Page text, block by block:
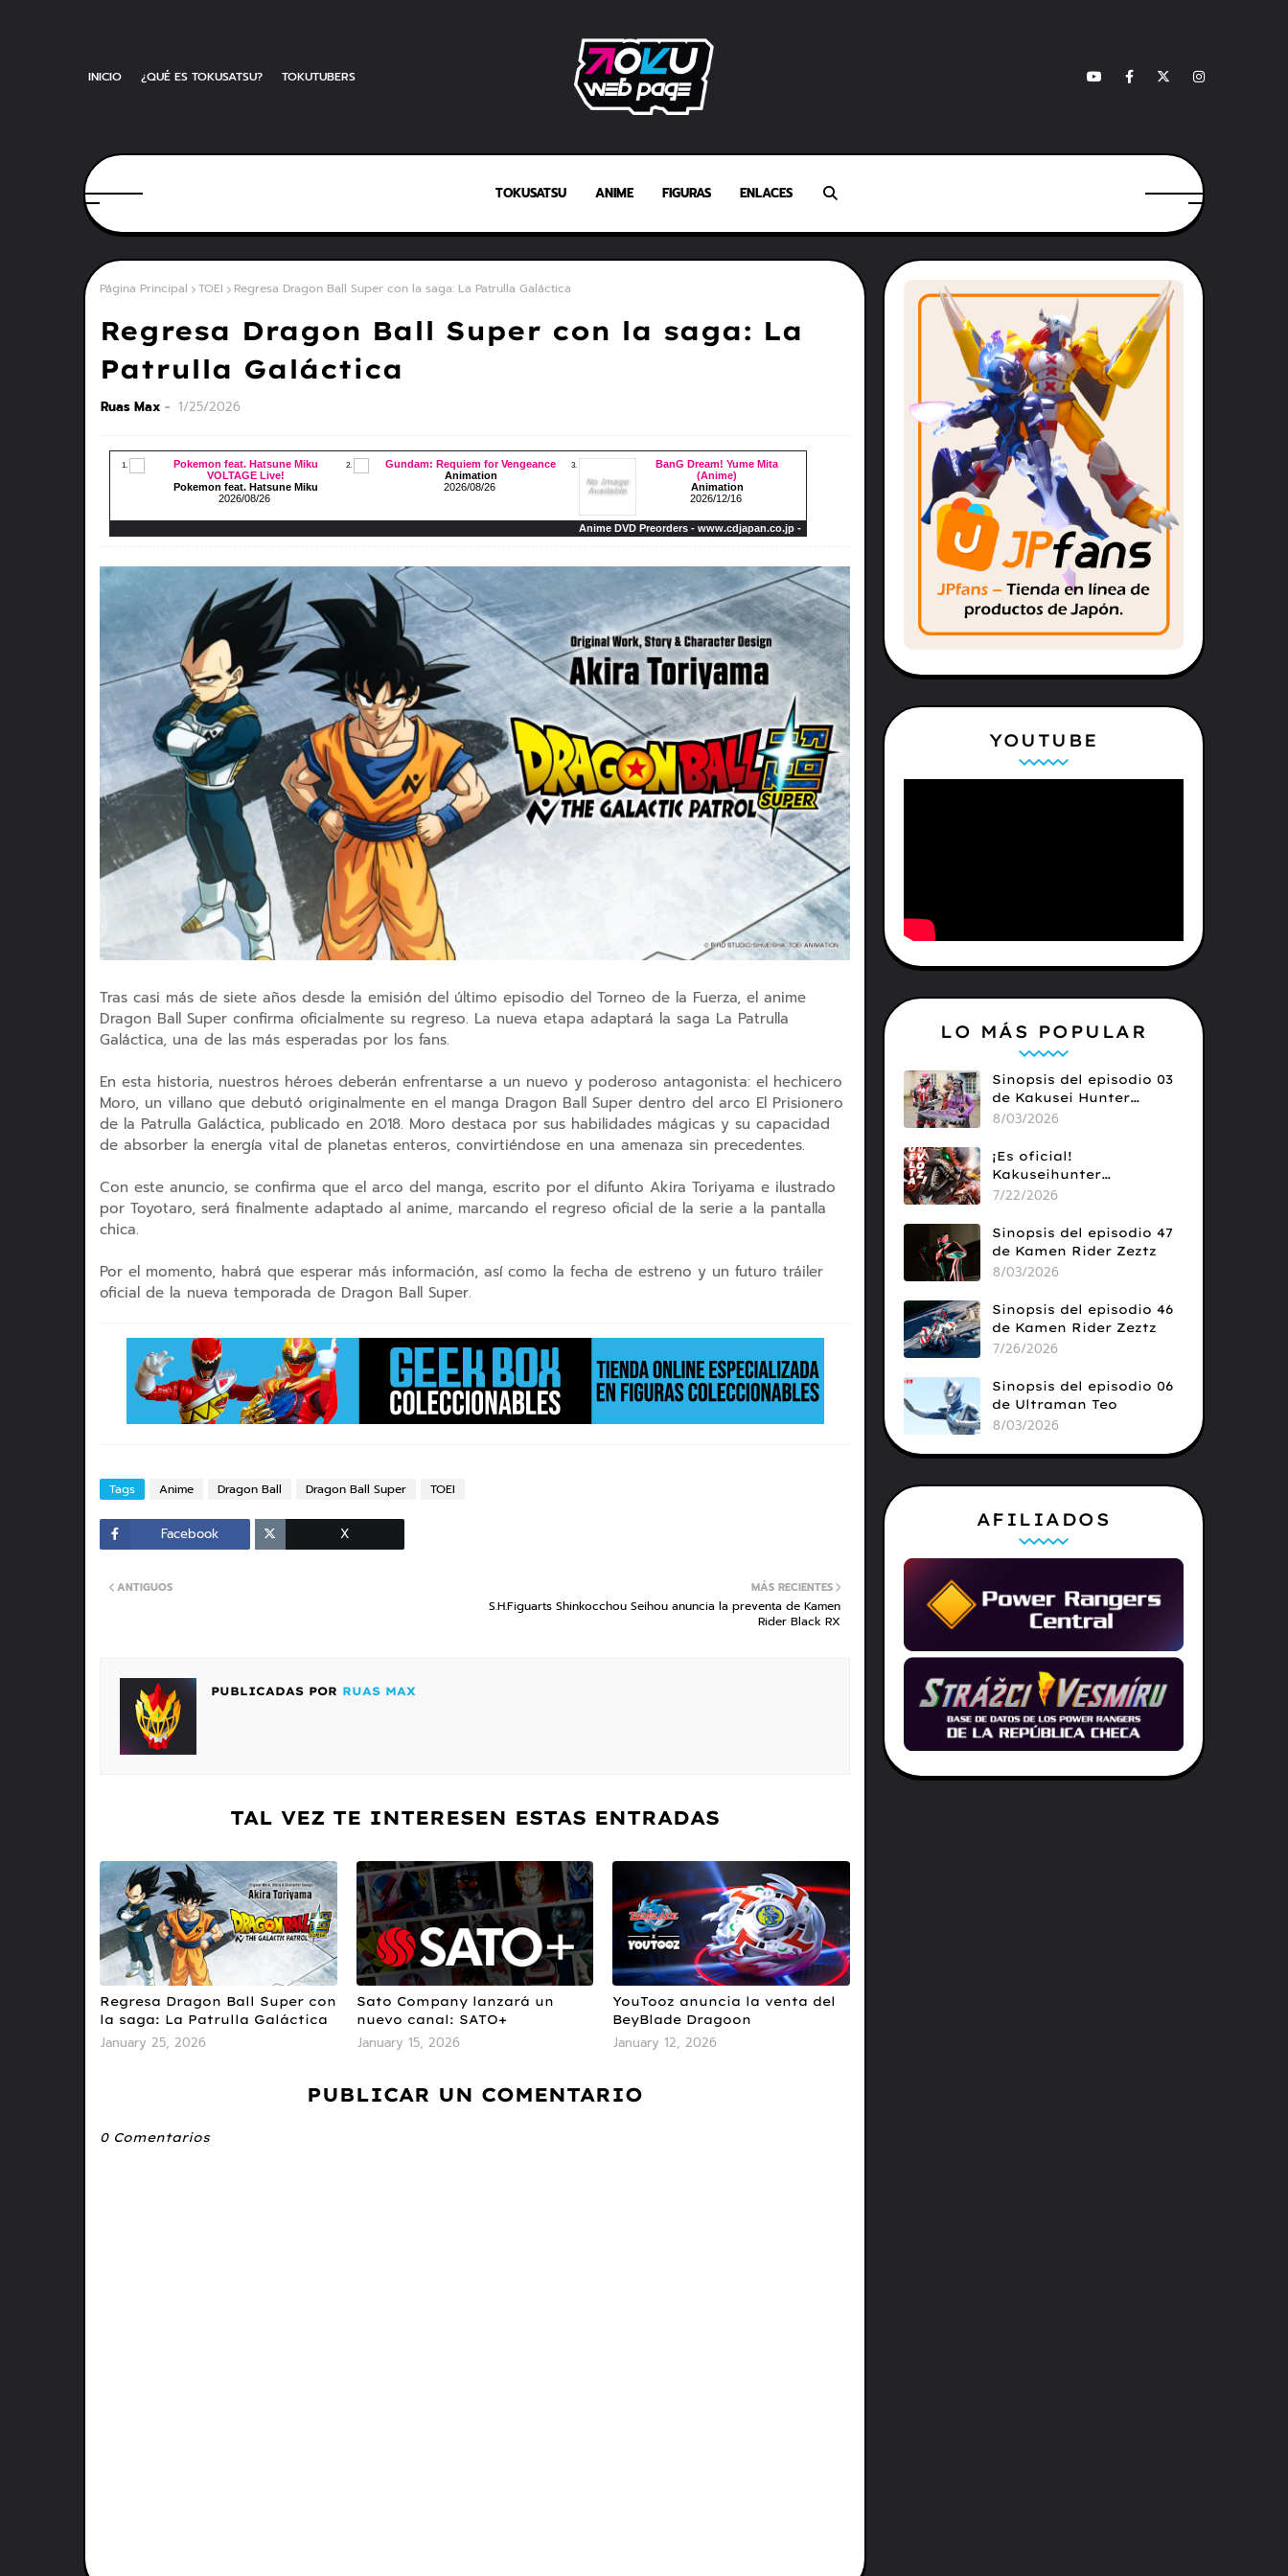
INICIO ¿QUÉ ES TOKUSATSU? TOKUTUBERS
TOKUSATSU ANIME FIGURAS ENLACES
Página Principal TOEI Regresa Dragon Ball Super con la saga: La Patrulla Galáctica
Regresa Dragon Ball Super con la saga: La
Patrulla Galáctica
Ruas Max 1/25/2026
1.
Pokemon feat. Hatsune Miku
VOLTAGE Live!
Pokemon feat. Hatsune Miku
2026/08/26
2.
Gundam: Requiem for Vengeance
Animation
2026/08/26
3.
BanG Dream! Yume Mita
(Anime)
Animation
2026/12/16
Anime DVD Preorders - www.cdjapan.co.jp -
Tras casi más de siete años desde la emisión del último episodio del Torneo de la Fuerza, el anime
Dragon Ball Super confirma oficialmente su regreso. La nueva etapa adaptará la saga La Patrulla
Galáctica, una de las más esperadas por los fans.
En esta historia, nuestros héroes deberán enfrentarse a un nuevo y poderoso antagonista: el hechicero
Moro, un villano que debutó originalmente en el manga Dragon Ball Super dentro del arco El Prisionero
de la Patrulla Galáctica, publicado en 2018. Moro destaca por sus habilidades mágicas y su capacidad
de absorber la energía vital de planetas enteros, convirtiéndose en una amenaza sin precedentes.
Con este anuncio, se confirma que el arco del manga, escrito por el difunto Akira Toriyama e ilustrado
por Toyotaro, será finalmente adaptado al anime, marcando el regreso oficial de la serie a la pantalla
chica.
Por el momento, habrá que esperar más información, así como la fecha de estreno y un futuro tráiler
oficial de la nueva temporada de Dragon Ball Super.
Tags Anime Dragon Ball Dragon Ball Super TOEI
Facebook X
MÁS RECIENTES
S.H.Figuarts Shinkocchou Seihou anuncia la preventa de Kamen
Rider Black RX
ANTIGUOS
PUBLICADAS POR RUAS MAX
TAL VEZ TE INTERESEN ESTAS ENTRADAS
Regresa Dragon Ball Super con
la saga: La Patrulla Galáctica
January 25, 2026
Sato Company lanzará un
nuevo canal: SATO+
January 15, 2026
YouTooz anuncia la venta del
BeyBlade Dragoon
January 12, 2026
PUBLICAR UN COMENTARIO
0 Comentarios
YOUTUBE
LO MÁS POPULAR
Sinopsis del episodio 03
de Kakusei Hunter
Omegahorn
8/03/2026
¡Es oficial!
Kakuseihunter
Omegahorn llega a
7/22/2026
Sinopsis del episodio 47
de Kamen Rider Zeztz
8/03/2026
Sinopsis del episodio 46
de Kamen Rider Zeztz
7/26/2026
Sinopsis del episodio 06
de Ultraman Teo
8/03/2026
AFILIADOS